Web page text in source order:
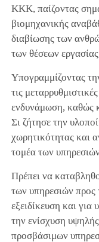
ΚΚΚ, παίζοντας
βιομηχανικής
διαβίωσης των
των θέσεων
Υπογραμμίζοντας
τις
ενδυνάμωση, καθώς
Σι ζήτησε την
χωρητικότητας και
τομέα των
Πρέπει να
των υπηρεσιών προς
εξειδίκευση και
την ενίσχυση
προσβάσιμων